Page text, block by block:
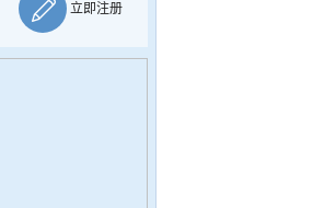
立即注册